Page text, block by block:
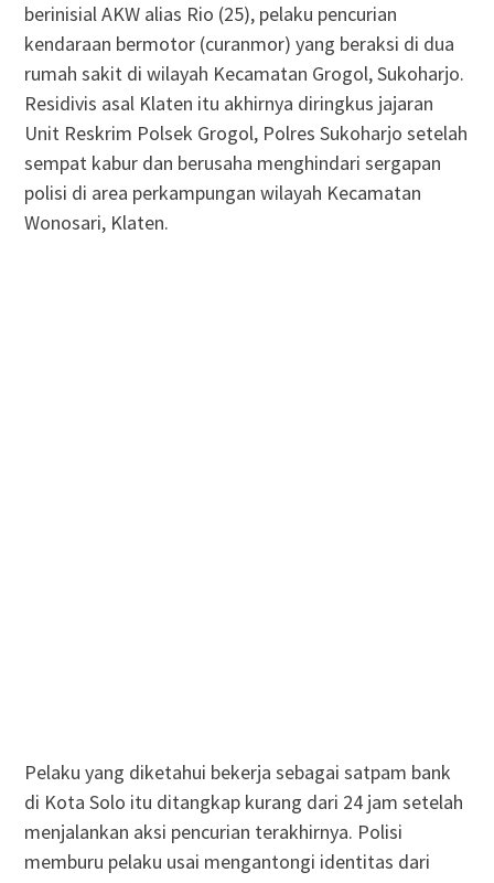
berinisial AKW alias Rio (25), pelaku pencurian
kendaraan bermotor (curanmor) yang beraksi di dua
rumah sakit di wilayah Kecamatan Grogol, Sukoharjo.
Residivis asal Klaten itu akhirnya diringkus jajaran
Unit Reskrim Polsek Grogol, Polres Sukoharjo setelah
sempat kabur dan berusaha menghindari sergapan
polisi di area perkampungan wilayah Kecamatan
Wonosari, Klaten.
Pelaku yang diketahui bekerja sebagai satpam bank
di Kota Solo itu ditangkap kurang dari 24 jam setelah
menjalankan aksi pencurian terakhirnya. Polisi
memburu pelaku usai mengantongi identitas dari